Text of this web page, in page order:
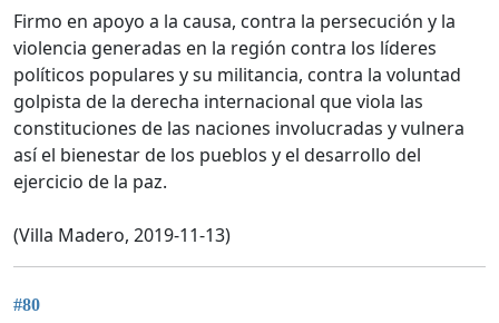
Firmo en apoyo a la causa, contra la persecución y la
violencia generadas en la región contra los líderes
políticos populares y su militancia, contra la voluntad
golpista de la derecha internacional que viola las
constituciones de las naciones involucradas y vulnera
así el bienestar de los pueblos y el desarrollo del
ejercicio de la paz.
(Villa Madero, 2019-11-13)
#80